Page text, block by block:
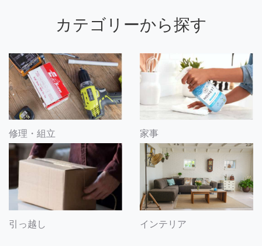
カテゴリーから探す
修理・組立 家事
引っ越し インテリア